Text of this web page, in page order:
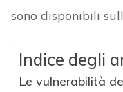
sono disponibili
Indice degli
Le vulnerabilità